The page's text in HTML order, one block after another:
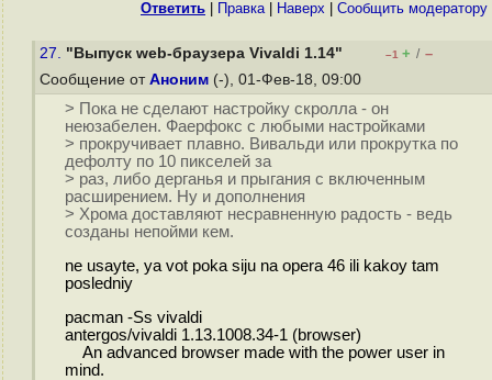
Ответить Правка| Наверх Cообщить модератору
27. "Выпуск web-браузера Vivaldi 1.14" –1 + / –
Сообщение от Аноним (-), 01-Фев-18, 09:00
> Пока не сделают настройку скролла - он
неюзабелен. Фаерфокс с любыми настройками
> прокручивает плавно. Вивальди или прокрутка по
дефолту по 10 пикселей за
> раз, либо дерганья и прыгания с включенным
расширением. Ну и дополнения
> Хрома доставляют несравненную радость - ведь
созданы непойми кем.
ne usayte, ya vot poka siju na opera 46 ili kakoy tam
posledniy
pacman -Ss vivaldi
antergos/vivaldi 1.13.1008.34-1 (browser)
An advanced browser made with the power user in
mind.